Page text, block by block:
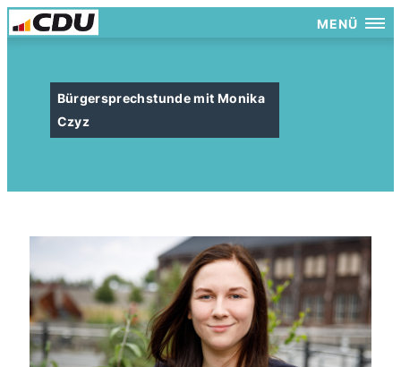
MENÜ
Bürgersprechstunde mit Monika
Czyz